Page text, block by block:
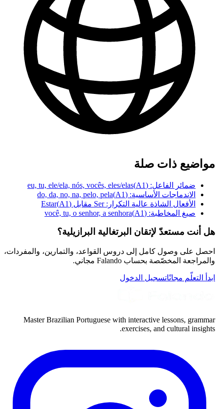
مواضيع ذات صلة
ضمائر الفاعل: eu, tu, ele/ela, nós, vocês, eles/elas (A1)
الاندماجات الأساسية: do, da, no, na, pelo, pela
(A1)
الأفعال الشاذة عالية التكرار: Ser مقابل Estar
(A1)
صيغ المخاطبة: você, tu, o senhor, a senhora
(A1)
هل أنت مستعدّ لإتقان البرتغالية البرازيلية؟
احصل على وصول كامل إلى دروس القواعد، والتمارين، والمفردات،
والمراجعة المخصّصة بحساب Falando مجاني.
ابدأ التعلّم مجانًاتسجيل الدخول
Master Brazilian Portuguese with interactive lessons, grammar
exercises, and cultural insights.